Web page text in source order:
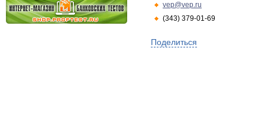
vep@vep.ru
(343) 379-01-69
Поделиться